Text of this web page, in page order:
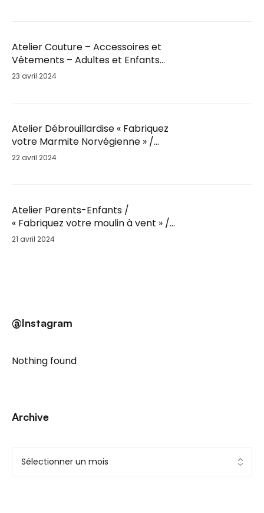
Atelier Couture – Accessoires et
Vêtements – Adultes et Enfants
par Fil’Ambule – Sam. 25 Mai / 10h
23 avril 2024
Atelier Débrouillardise « Fabriquez
votre Marmite Norvégienne » /
Sam. 25 Mai / 9h30
22 avril 2024
Atelier Parents-Enfants /
« Fabriquez votre moulin à vent » /
Sam. 25 Mai
21 avril 2024
@Instagram
Nothing found
Archive